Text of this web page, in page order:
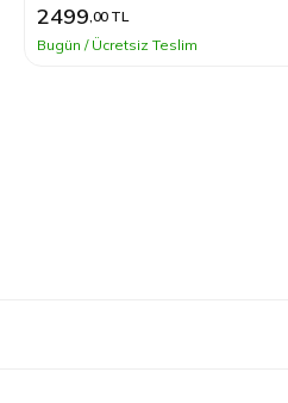
1999,00 TL
Bugün / Ücretsiz Teslim